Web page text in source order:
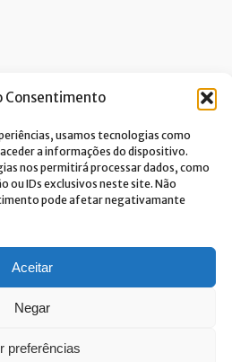
Consentimento
usamos tecnologias como
a informações do dispositivo.
nos permitirá processar dados, como
ou IDs exclusivos neste site. Não
pode afetar negativamante
Aceitar
Negar
preferências
tratamento de dados e aceito a
com a implementação do RGPD. Para